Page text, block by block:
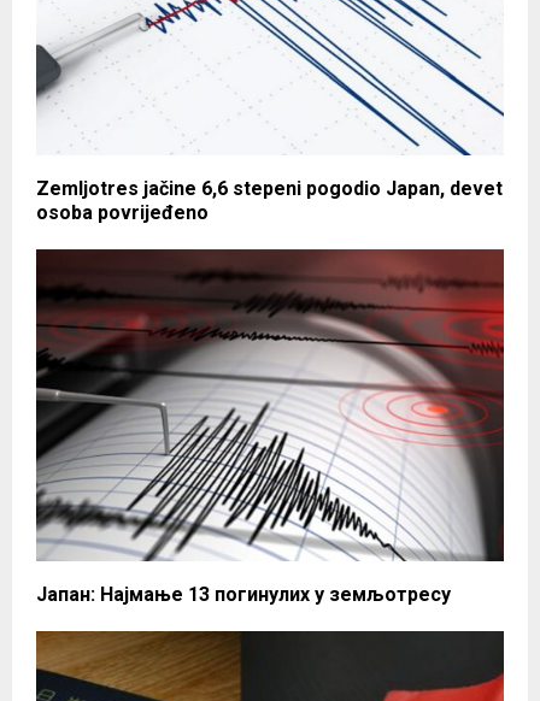
Zemljotres jačine 6,6 stepeni pogodio Japan, devet
osoba povrijeđeno
Јапан: Најмање 13 погинулих у земљотресу